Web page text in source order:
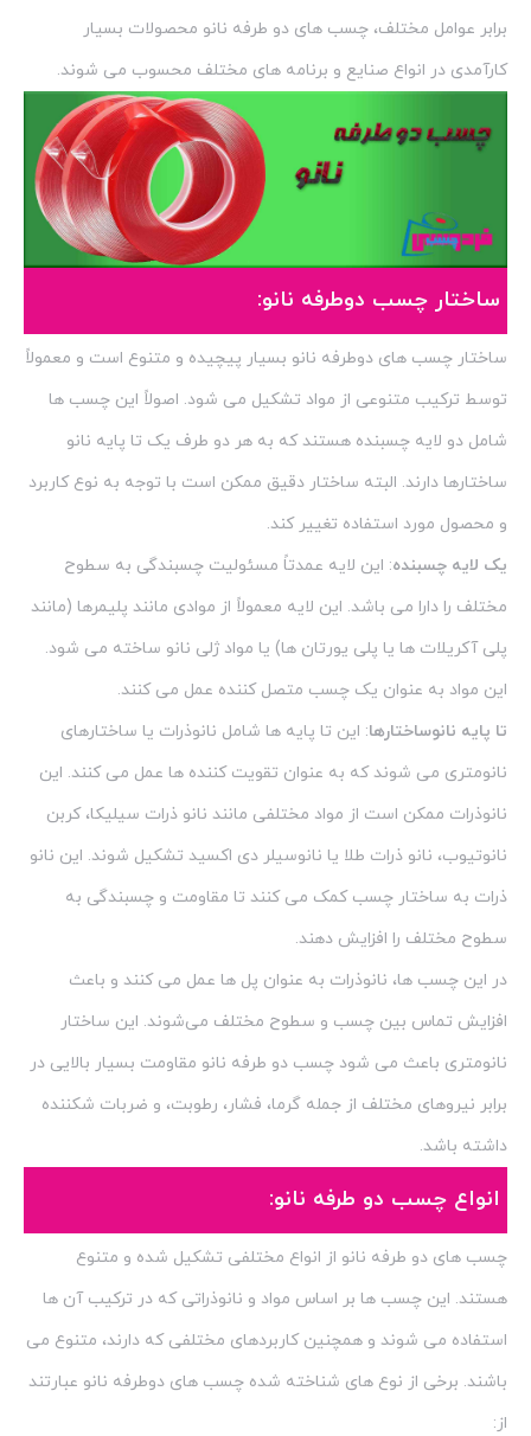
برابر عوامل مختلف، چسب های دو طرفه نانو محصولات بسیار
کارآمدی در انواع صنایع و برنامه های مختلف محسوب می شوند.
ساختار چسب دوطرفه نانو:
ساختار چسب های دوطرفه نانو بسیار پیچیده و متنوع است و معمولاً
توسط ترکیب متنوعی از مواد تشکیل می شود. اصولاً این چسب ها
شامل دو لایه چسبنده هستند که به هر دو طرف یک تا پایه نانو
ساختارها دارند. البته ساختار دقیق ممکن است با توجه به نوع کاربرد
و محصول مورد استفاده تغییر کند.
یک لایه چسبنده: این لایه عمدتاً مسئولیت چسبندگی به سطوح
مختلف را دارا می باشد. این لایه معمولاً از موادی مانند پلیمرها (مانند
پلی آکریلات ها یا پلی یورتان ها) یا مواد ژلی نانو ساخته می شود.
این مواد به عنوان یک چسب متصل کننده عمل می کنند.
تا پایه نانوساختارها: این تا پایه ها شامل نانوذرات یا ساختارهای
نانومتری می شوند که به عنوان تقویت کننده ها عمل می کنند. این
نانوذرات ممکن است از مواد مختلفی مانند نانو ذرات سیلیکا، کربن
نانوتیوب، نانو ذرات طلا یا نانوسیلر دی اکسید تشکیل شوند. این نانو
ذرات به ساختار چسب کمک می کنند تا مقاومت و چسبندگی به
سطوح مختلف را افزایش دهند.
در این چسب ها، نانوذرات به عنوان پل ها عمل می کنند و باعث
افزایش تماس بین چسب و سطوح مختلف می‌شوند. این ساختار
نانومتری باعث می شود چسب دو طرفه نانو مقاومت بسیار بالایی در
برابر نیروهای مختلف از جمله گرما، فشار، رطوبت، و ضربات شکننده
داشته باشد.
انواع چسب دو طرفه نانو:
چسب های دو طرفه نانو از انواع مختلفی تشکیل شده و متنوع
هستند. این چسب ها بر اساس مواد و نانوذراتی که در ترکیب آن ها
استفاده می شوند و همچنین کاربردهای مختلفی که دارند، متنوع می
باشند. برخی از نوع های شناخته شده چسب های دوطرفه نانو عبارتند
از: